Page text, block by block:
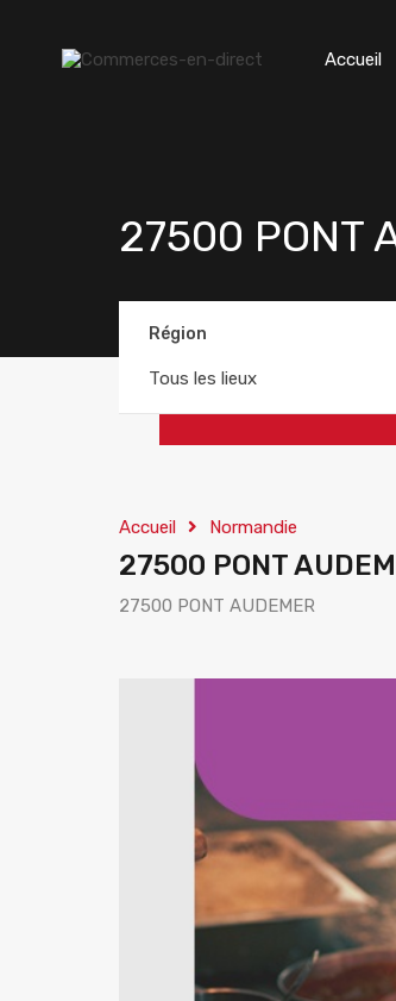
Accueil
27500 PONT
Région
Tous les lieux
Accueil Normandie
27500 PONT
27500 PONT AUDEMER